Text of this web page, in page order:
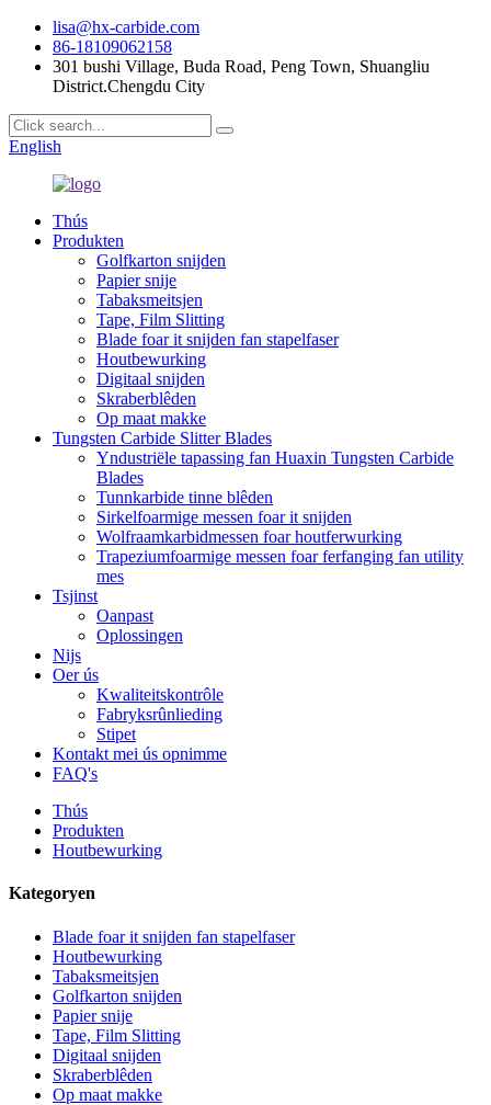
lisa@hx-carbide.com
86-18109062158
301 bushi Village, Buda Road, Peng Town, Shuangliu
District.Chengdu City
English
Thús
Produkten
Golfkarton snijden
Papier snije
Tabaksmeitsjen
Tape, Film Slitting
Blade foar it snijden fan stapelfaser
Houtbewurking
Digitaal snijden
Skraberblêden
Op maat makke
Tungsten Carbide Slitter Blades
Yndustriële tapassing fan Huaxin Tungsten Carbide
Blades
Tunnkarbide tinne blêden
Sirkelfoarmige messen foar it snijden
Wolfraamkarbidmessen foar houtferwurking
Trapeziumfoarmige messen foar ferfanging fan utility
mes
Tsjinst
Oanpast
Oplossingen
Nijs
Oer ús
Kwaliteitskontrôle
Fabryksrûnlieding
Stipet
Kontakt mei ús opnimme
FAQ's
Thús
Produkten
Houtbewurking
Kategoryen
Blade foar it snijden fan stapelfaser
Houtbewurking
Tabaksmeitsjen
Golfkarton snijden
Papier snije
Tape, Film Slitting
Digitaal snijden
Skraberblêden
Op maat makke